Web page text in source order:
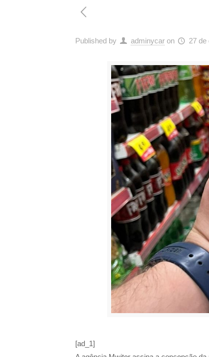
Published by adminycar on 27 de
[ad_1]